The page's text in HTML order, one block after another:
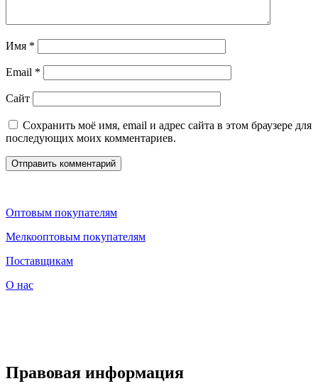
Имя *
Email *
Сайт
Сохранить моё имя, email и адрес сайта в этом браузере для
последующих моих комментариев.
Оптовым покупателям
Мелкооптовым покупателям
Поставщикам
О нас
Правовая информация